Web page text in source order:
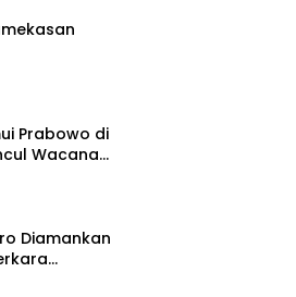
Prabowo di
Wacana
dan
Diamankan
Bebas